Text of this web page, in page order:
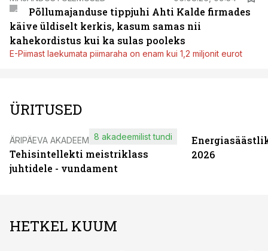
Põllumajanduse tippjuhi Ahti Kalde firmades
käive üldiselt kerkis, kasum samas nii
kahekordistus kui ka sulas pooleks
E-Piimast laekumata piimaraha on enam kui 1,2 miljonit eurot
ÜRITUSED
ÄRIPÄEVA AKADEEMIA
Tehisintellekti meistriklass
juhtidele - vundament
8 akadeemilist tundi
2026
HETKEL KUUM